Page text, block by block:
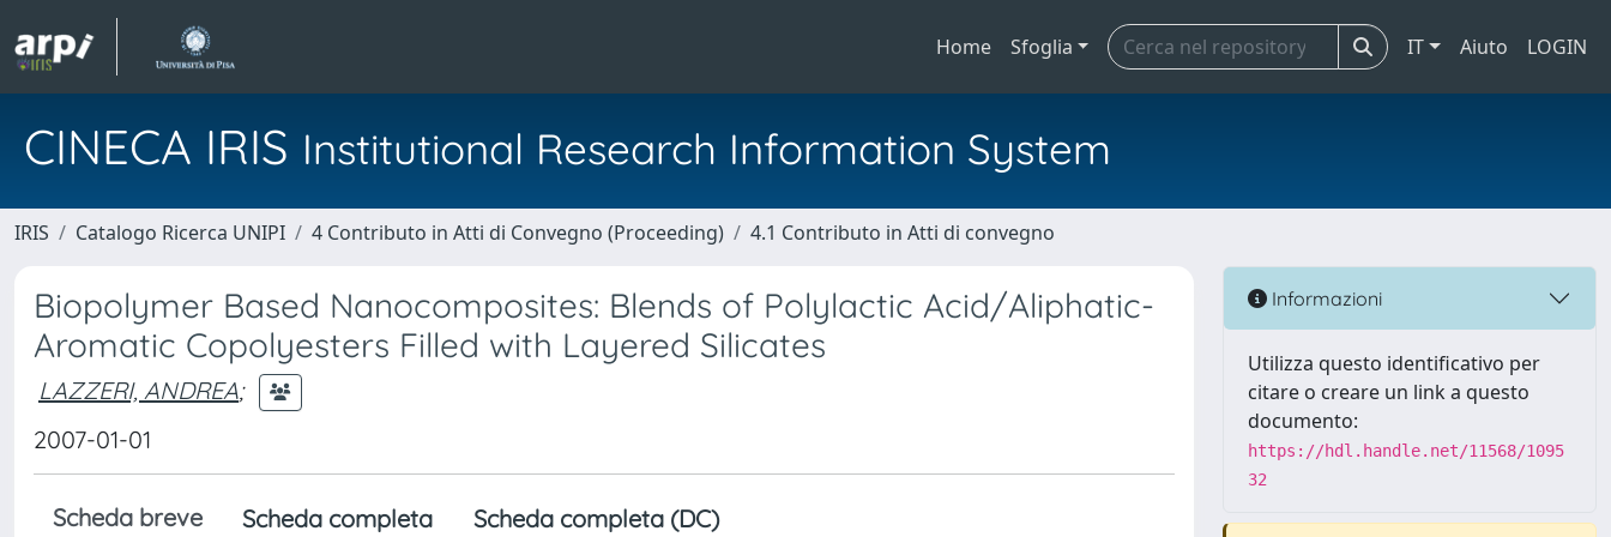
Home Sfoglia IT Aiuto LOGIN
CINECA IRIS Institutional Research Information System
IRIS Catalogo Ricerca UNIPI 4 Contributo in Atti di Convegno (Proceeding) 4.1 Contributo in Atti di convegno
Biopolymer Based Nanocomposites: Blends of Polylactic Acid/Aliphatic-
Aromatic Copolyesters Filled with Layered Silicates
LAZZERI, ANDREA;
2007-01-01
Scheda breve Scheda completa Scheda completa (DC)
Informazioni
Utilizza questo identificativo per
citare o creare un link a questo
documento:
https://hdl.handle.net/11568/1095
32